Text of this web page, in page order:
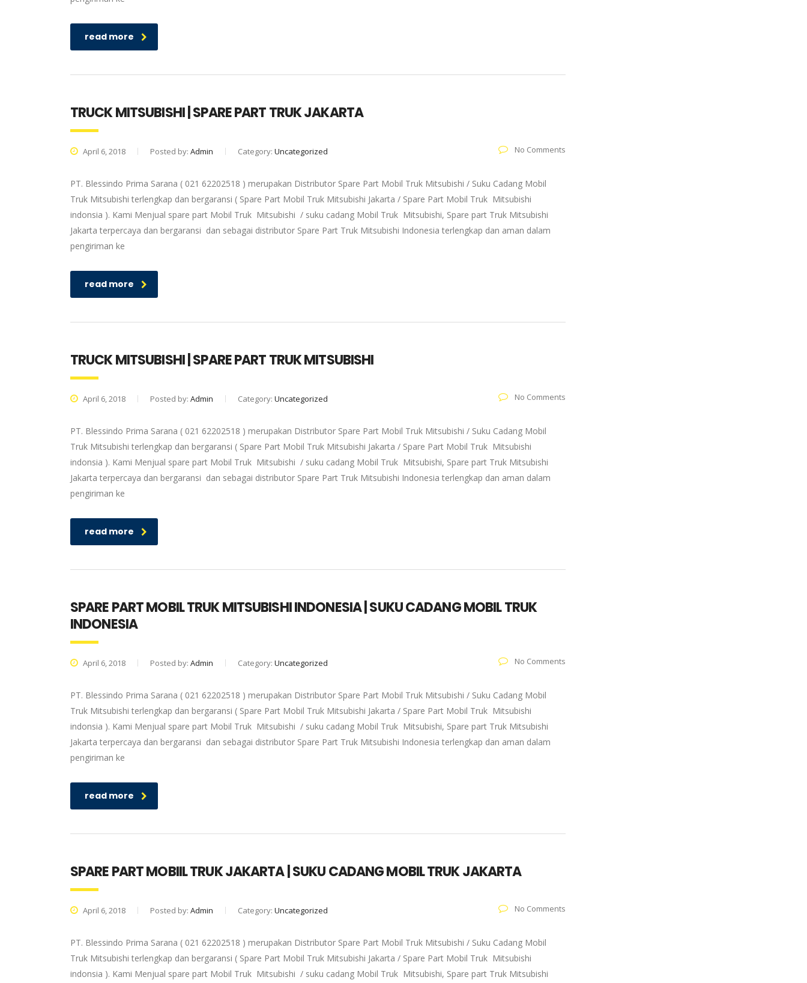
read more
TRUCK MITSUBISHI | SPARE PART TRUK JAKARTA
April 6, 2018 Posted by: Admin Category: Uncategorized No Comments
PT. Blessindo Prima Sarana ( 021 62202518 ) merupakan Distributor Spare Part Mobil Truk Mitsubishi / Suku Cadang Mobil
Truk Mitsubishi terlengkap dan bergaransi ( Spare Part Mobil Truk Mitsubishi Jakarta / Spare Part Mobil Truk Mitsubishi
indonsia ). Kami Menjual spare part Mobil Truk Mitsubishi / suku cadang Mobil Truk Mitsubishi, Spare part Truk Mitsubishi
Jakarta terpercaya dan bergaransi dan sebagai distributor Spare Part Truk Mitsubishi Indonesia terlengkap dan aman dalam
pengiriman ke
read more
TRUCK MITSUBISHI | SPARE PART TRUK MITSUBISHI
April 6, 2018 Posted by: Admin Category: Uncategorized No Comments
PT. Blessindo Prima Sarana ( 021 62202518 ) merupakan Distributor Spare Part Mobil Truk Mitsubishi / Suku Cadang Mobil
Truk Mitsubishi terlengkap dan bergaransi ( Spare Part Mobil Truk Mitsubishi Jakarta / Spare Part Mobil Truk Mitsubishi
indonsia ). Kami Menjual spare part Mobil Truk Mitsubishi / suku cadang Mobil Truk Mitsubishi, Spare part Truk Mitsubishi
Jakarta terpercaya dan bergaransi dan sebagai distributor Spare Part Truk Mitsubishi Indonesia terlengkap dan aman dalam
pengiriman ke
read more
SPARE PART MOBIL TRUK MITSUBISHI INDONESIA | SUKU CADANG MOBIL TRUK
INDONESIA
April 6, 2018 Posted by: Admin Category: Uncategorized No Comments
PT. Blessindo Prima Sarana ( 021 62202518 ) merupakan Distributor Spare Part Mobil Truk Mitsubishi / Suku Cadang Mobil
Truk Mitsubishi terlengkap dan bergaransi ( Spare Part Mobil Truk Mitsubishi Jakarta / Spare Part Mobil Truk Mitsubishi
indonsia ). Kami Menjual spare part Mobil Truk Mitsubishi / suku cadang Mobil Truk Mitsubishi, Spare part Truk Mitsubishi
Jakarta terpercaya dan bergaransi dan sebagai distributor Spare Part Truk Mitsubishi Indonesia terlengkap dan aman dalam
pengiriman ke
read more
SPARE PART MOBIIL TRUK JAKARTA | SUKU CADANG MOBIL TRUK JAKARTA
April 6, 2018 Posted by: Admin Category: Uncategorized No Comments
PT. Blessindo Prima Sarana ( 021 62202518 ) merupakan Distributor Spare Part Mobil Truk Mitsubishi / Suku Cadang Mobil
Truk Mitsubishi terlengkap dan bergaransi ( Spare Part Mobil Truk Mitsubishi Jakarta / Spare Part Mobil Truk Mitsubishi
indonsia ). Kami Menjual spare part Mobil Truk Mitsubishi / suku cadang Mobil Truk Mitsubishi, Spare part Truk Mitsubishi